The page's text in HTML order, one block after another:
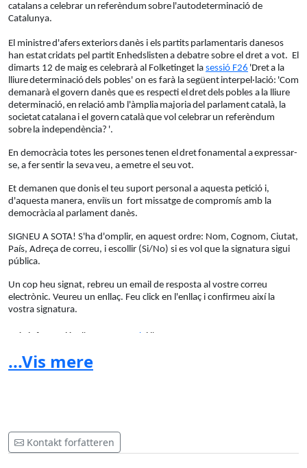
catalansa celebrar un referèndum sobre l'autodeterminació de
Catalunya.
E ministred'afersexteriorsdanès i e ls partits parlamentaris danesos
han estatcridats pel partit Enhedslisten a debatre sobre el dret a vot. E
dimarts 12 de maig es celebrarà a Folketinget la sessió F26 'Dreta la
lliuredeterminaciódels pobles' on es farà la següent interpel·lació: 'Com
demanarà el govern danès que es respecti el dretdels pobles a la lliure
determinació, en relacióamb l'àmplia majoriadel parlamentcatalà, la
societatcatal ana i el govern catalàque vol celebrar un referèndum
sobre la independència? '.
En democràcia totes les personestenen el dretfonamental aexpressar-
se, a fersentir la sevaveu, aemetre el seu vot.
Et demanen que donisel teu suport personal a aquesta petició i,
d'aquesta manera, enviïs un fort missatge de compromís amb la
democràciaal parlament danès.
SIGNEU A SOTA! S'ha d'omplir, en aquest ordre: Nom, Cognom, Ciutat,
País, Adreça de correu, i escollir (Si/No) si es vol que la signatura sigui
pública.
Un cop heu signat, rebreu un email de resposta al vostre correu
electrònic. Veureu un enllaç. Feu click en l'enllaç i confirmeu així la
vostra signatura.
-----------------------------------------------------------------
to hold a referendum on self-determination.
...Vis mere
Kontakt forfatteren